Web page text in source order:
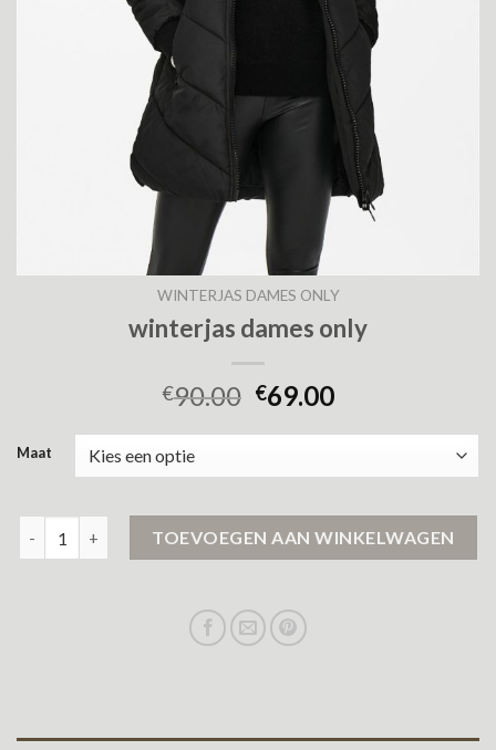
WINTERJAS DAMES ONLY
winterjas dames only
€90.00 €69.00
Maat
TOEVOEGEN AAN WINKELWAGEN